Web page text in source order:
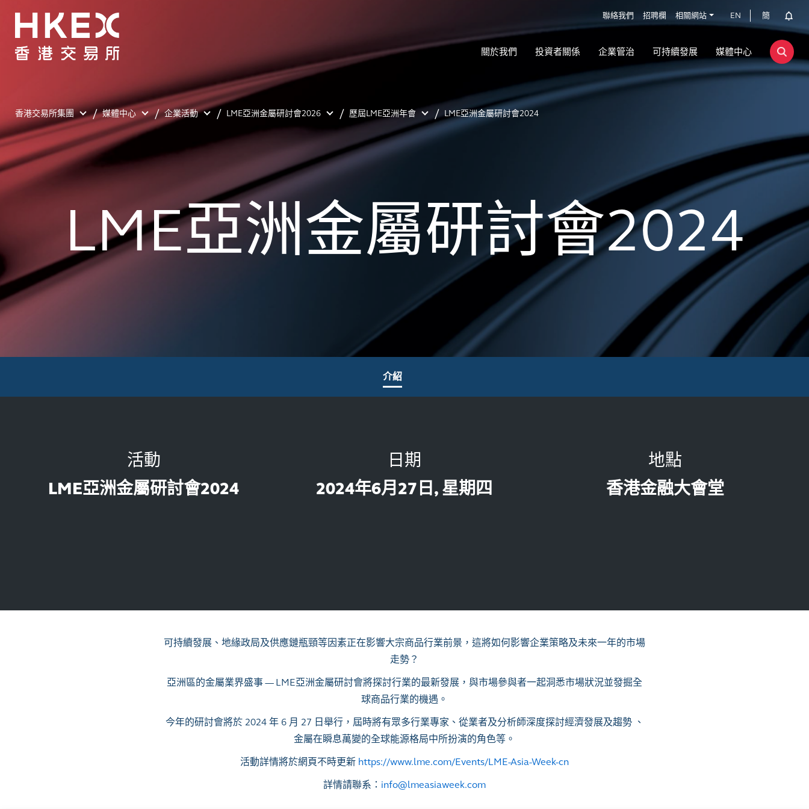
聯絡我們 招聘欄 相關網站 EN 簡
關於我們 投資者關係 企業管治 可持續發展 媒體中心
香港交易所集團 媒體中心 企業活動 LME亞洲金屬研討會2026 歷屆LME亞洲年會 LME亞洲金屬研討會2024
LME亞洲金屬研討會2024
介紹
活動
LME亞洲金屬研討會2024
日期
2024年6月27日, 星期四
地點
香港金融大會堂
可持續發展、地緣政局及供應鏈瓶頸等因素正在影響大宗商品行業前景，這將如何影響企業策略及未來一年的市場
走勢？
亞洲區的金屬業界盛事 — LME亞洲金屬研討會將探討行業的最新發展，與市場參與者一起洞悉市場狀況並發掘全
球商品行業的機遇。
今年的研討會將於 2024 年 6 月 27 日舉行，屆時將有眾多行業專家、從業者及分析師深度探討經濟發展及趨勢 、
金屬在瞬息萬變的全球能源格局中所扮演的角色等。
活動詳情將於網頁不時更新 https://www.lme.com/Events/LME-Asia-Week-cn
詳情請聯系： info@lmeasiaweek.com